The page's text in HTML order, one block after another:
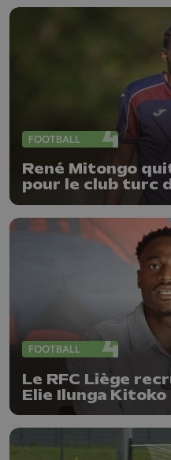
FOOTBALL
René Mitongo
pour le club turc
FOOTBALL
Le RFC Liège
Elie Ilunga Kitoko